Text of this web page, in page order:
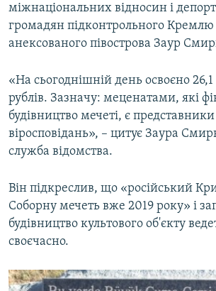
ДЕПОРТАЦІЯ
ВІДЕОУРОКИ «ELIFBE»
УКРАЇНСЬКА ПРОБЛЕМА КРИМУ
ІНФОГРАФІКА
ЯК ОБІЙТИ БЛОКУВАННЯ
Qırımtatar
ДОЛУЧАЙСЯ!
Усі сайти RFE/RL
міжнаціональних відносин і
громадян підконтрольного Кремлю
анексованого півострова Заур
«На сьогоднішній день освоєно 26,1
рублів. Зазначу: меценатами, які
будівництво мечеті, є
віросповідань», – цитує Заура
служба відомства.
Він підкреслив, що «російський
Соборну мечеть вже 2019 року» і
будівництво культового об'єкту
своєчасно.